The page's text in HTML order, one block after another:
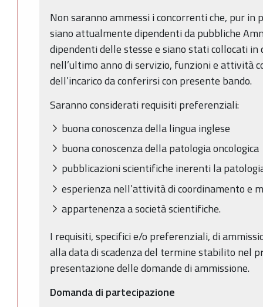
Non saranno ammessi i concorrenti che, pur in
siano attualmente dipendenti da pubbliche
dipendenti delle stesse e siano stati collocati in
nell’ultimo anno di servizio, funzioni e attività
dell’incarico da conferirsi con presente bando.
Saranno considerati requisiti preferenziali:
buona conoscenza della lingua inglese
buona conoscenza della patologia oncologica
pubblicazioni scientifiche inerenti la
esperienza nell’attività di coordinamento e
appartenenza a società scientifiche.
I requisiti, specifici e/o preferenziali, di
alla data di scadenza del termine stabilito nel
presentazione delle domande di ammissione.
Domanda di partecipazione